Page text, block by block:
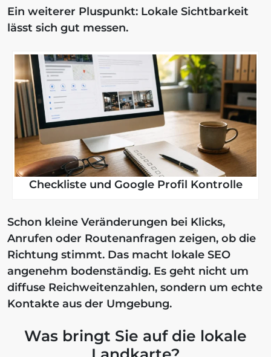
Ein weiterer Pluspunkt: Lokale Sichtbarkeit
lässt sich gut messen.
Checkliste und Google Profil Kontrolle
Schon kleine Veränderungen bei Klicks,
Anrufen oder Routenanfragen zeigen, ob die
Richtung stimmt. Das macht lokale SEO
angenehm bodenständig. Es geht nicht um
diffuse Reichweitenzahlen, sondern um echte
Kontakte aus der Umgebung.
Was bringt Sie auf die lokale